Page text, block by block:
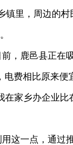
镇里，周边的
，鹿邑县正在
费相比原来便
家乡办企业比
这一点，通过